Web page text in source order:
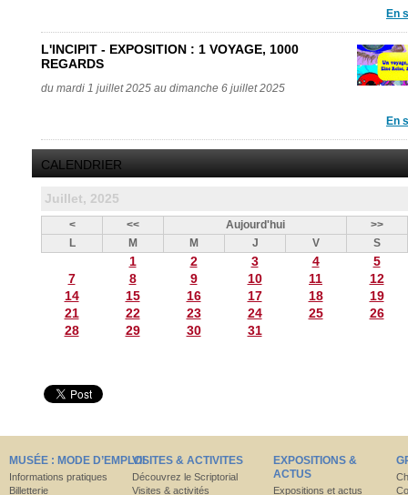
En
L'INCIPIT - EXPOSITION : 1 VOYAGE, 1000
REGARDS
du mardi 1 juillet 2025 au dimanche 6 juillet 2025
En
CALENDRIER
Juillet, 2025
< << Aujourd'hui
>>
L
M M J V S
1 2 3 4
5
7
8 9 10 11
12
14
15 16 17 18
19
21
22 23 24 25
26
28
29 30 31
MUSÉE : MODE D’EMPLOI
Informations pratiques
Billetterie
VISITES & ACTIVITES
Découvrez le Scriptorial
Visites & activités
EXPOSITIONS &
ACTUS
Expositions et actus